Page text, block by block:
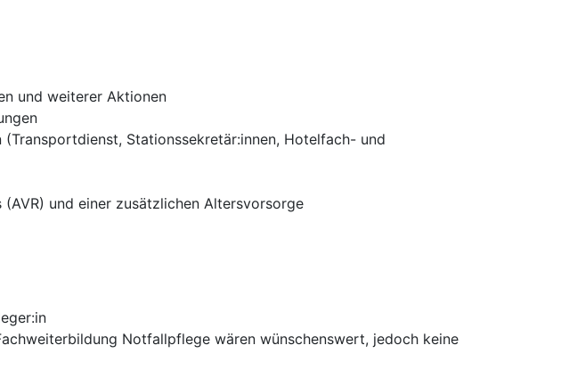
und weiterer Aktionen
Stationssekretär:innen, Hotelfach- und
und einer zusätzlichen Altersvorsorge
Notfallpflege wären wünschenswert, jedoch keine